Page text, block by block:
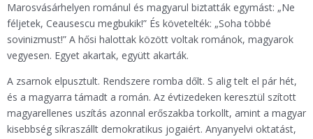
Marosvásárhelyen románul és magyarul biztatták egymást: „Ne
féljetek, Ceausescu megbukik!” És követelték: „Soha többé
sovinizmust!” A hősi halottak között voltak románok, magyarok
vegyesen. Egyet akartak, együtt akarták.
A zsarnok elpusztult. Rendszere romba dőlt. S alig telt el pár hét,
és a magyarra támadt a román. Az évtizedeken keresztül szított
magyarellenes uszítás azonnal erőszakba torkollt, amint a magyar
kisebbség síkraszállt demokratikus jogaiért. Anyanyelvi oktatást,